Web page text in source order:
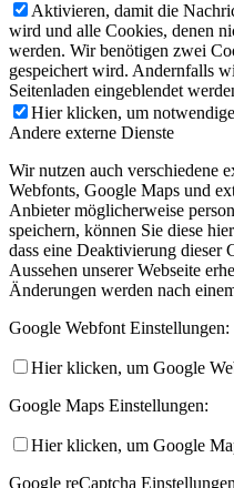
Aktivieren, damit die
wird und alle Cookies, denen
werden. Wir benötigen zwei
gespeichert wird. Andernfalls
Seitenladen eingeblendet
Hier klicken, um
Andere externe Dienste
Wir nutzen auch verschiedene
Webfonts, Google Maps und
Anbieter möglicherweise
speichern, können Sie diese
dass eine Deaktivierung dieser
Aussehen unserer Webseite
Änderungen werden nach
Google Webfont Einstellungen:
Hier klicken, um Google
Google Maps Einstellungen:
Hier klicken, um Google
Google reCaptcha